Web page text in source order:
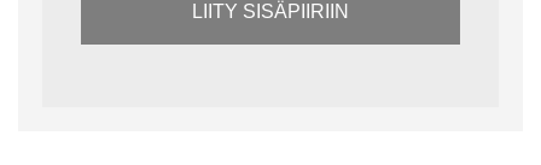
LIITY SISÄPIIRIIN